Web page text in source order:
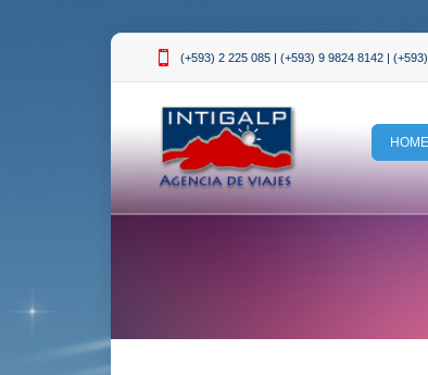
(+593) 2 225 085 | (+593) 9 9824 8142 |
HOME